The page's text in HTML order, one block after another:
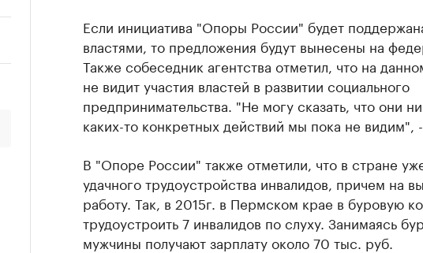
Если инициатива "Опоры России" будет
властями, то предложения будут вынесены на
Также собеседник агентства отметил, что на
не видит участия властей в развитии социального
предпринимательства. "Не могу сказать, что они
каких-то конкретных действий мы пока не видим",
В "Опоре России" также отметили, что в стране
удачного трудоустройства инвалидов, причем на
работу. Так, в 2015г. в Пермском крае в буровую
трудоустроить 7 инвалидов по слуху. Занимаясь
мужчины получают зарплату около 70 тыс. руб.